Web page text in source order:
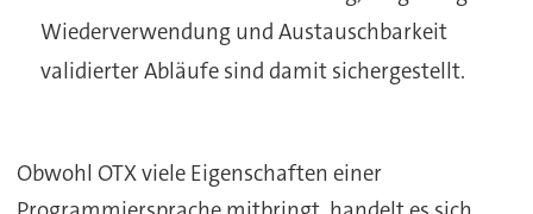
Wiederverwendung und Austauschbarkeit
validierter Abläufe sind damit sichergestellt.
Obwohl OTX viele Eigenschaften einer